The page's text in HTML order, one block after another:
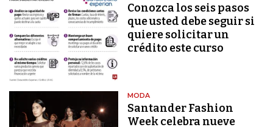
Conozca los seis pasos
que usted debe seguir si
quiere solicitar un
crédito este curso
MODA
Santander Fashion
Week celebra nueve